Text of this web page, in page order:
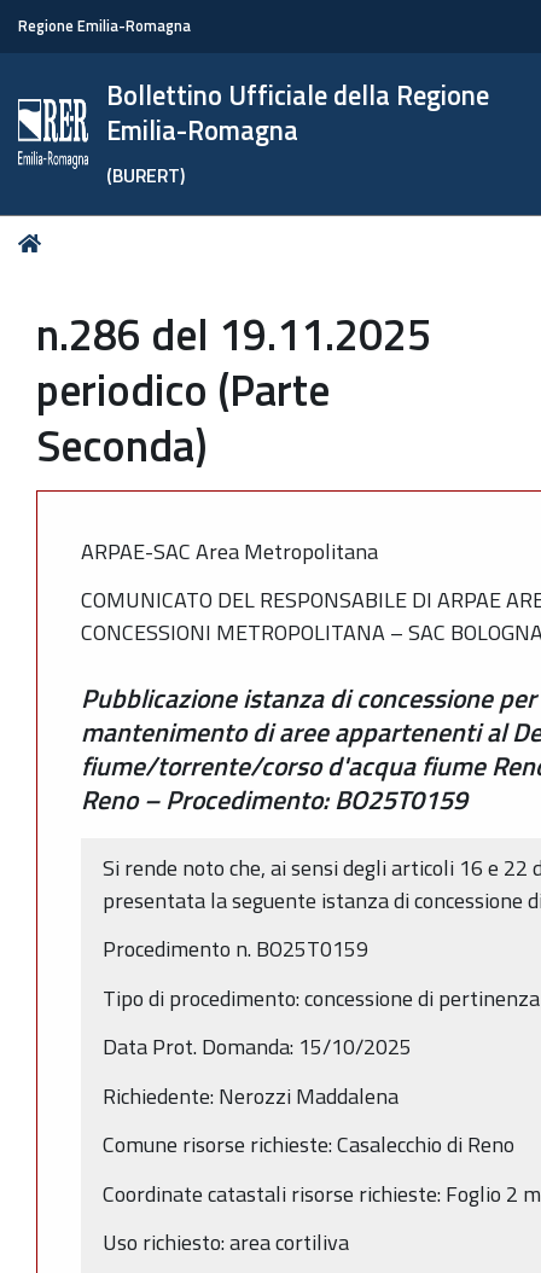
Regione Emilia-Romagna
Bollettino Ufficiale della Regione
Emilia-Romagna
(BURERT)
Tu
n.286 del 19.11.2025
periodico (Parte
Seconda)
ARPAE-SAC Area Metropolitana
COMUNICATO DEL RESPONSABILE DI ARPAE
CONCESSIONI METROPOLITANA – SAC
Pubblicazione istanza di concessione
mantenimento di aree appartenenti al
fiume/torrente/corso d'acqua fiume
Reno – Procedimento: BO25T0159
Si rende noto che, ai sensi degli articoli 16 e 22
presentata la seguente istanza di concessione
Procedimento n. BO25T0159
Tipo di procedimento: concessione di
Data Prot. Domanda: 15/10/2025
Richiedente: Nerozzi Maddalena
Comune risorse richieste: Casalecchio di Reno
Coordinate catastali risorse richieste: Foglio 2
Uso richiesto: area cortiliva